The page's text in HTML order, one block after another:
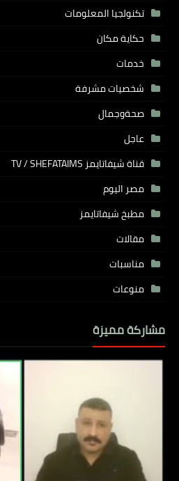
تكنولجيا المعلومات
حكاية مكان
خدمات
شخصيات مشرفة
صحةوجمال
عاجل
قناة شيفاتايمز TV / SHEFATAIMS
مصر اليوم
مطبخ شيفاتايمز
مقالات
مناسبات
منوعات
مشاركة مميزة